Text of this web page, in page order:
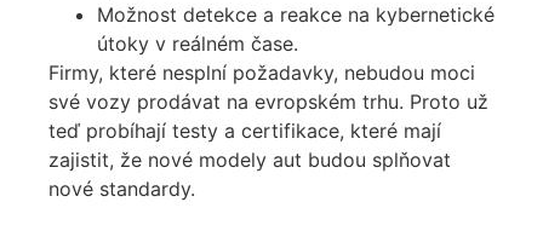
Možnost detekce a reakce na kybernetické
útoky v reálném čase.
Firmy, které nesplní požadavky, nebudou moci
své vozy prodávat na evropském trhu. Proto už
teď probíhají testy a certifikace, které mají
zajistit, že nové modely aut budou splňovat
nové standardy.